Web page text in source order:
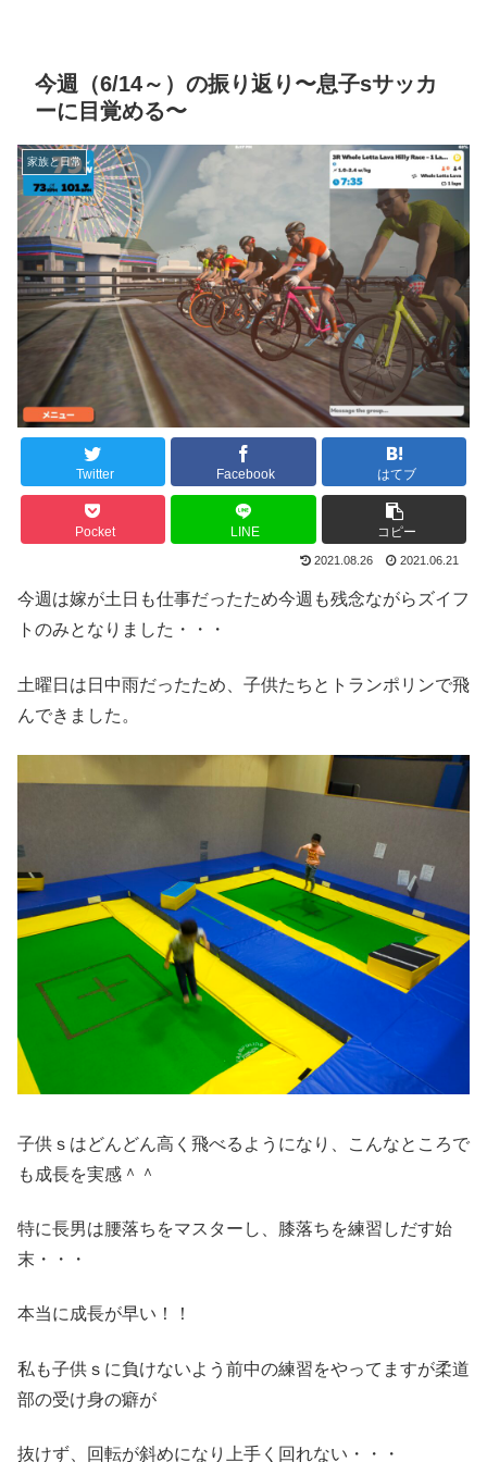
今週（6/14～）の振り返り〜息子sサッカ
ーに目覚める〜
家族と日常
Twitter Facebook はてブ
Pocket LINE コピー
2021.08.26 2021.06.21
今週は嫁が土日も仕事だったため今週も残念ながらズイフ
トのみとなりました・・・
土曜日は日中雨だったため、子供たちとトランポリンで飛
んできました。
子供ｓはどんどん高く飛べるようになり、こんなところで
も成長を実感＾＾
特に長男は腰落ちをマスターし、膝落ちを練習しだす始
末・・・
本当に成長が早い！！
私も子供ｓに負けないよう前中の練習をやってますが柔道
部の受け身の癖が
抜けず、回転が斜めになり上手く回れない・・・